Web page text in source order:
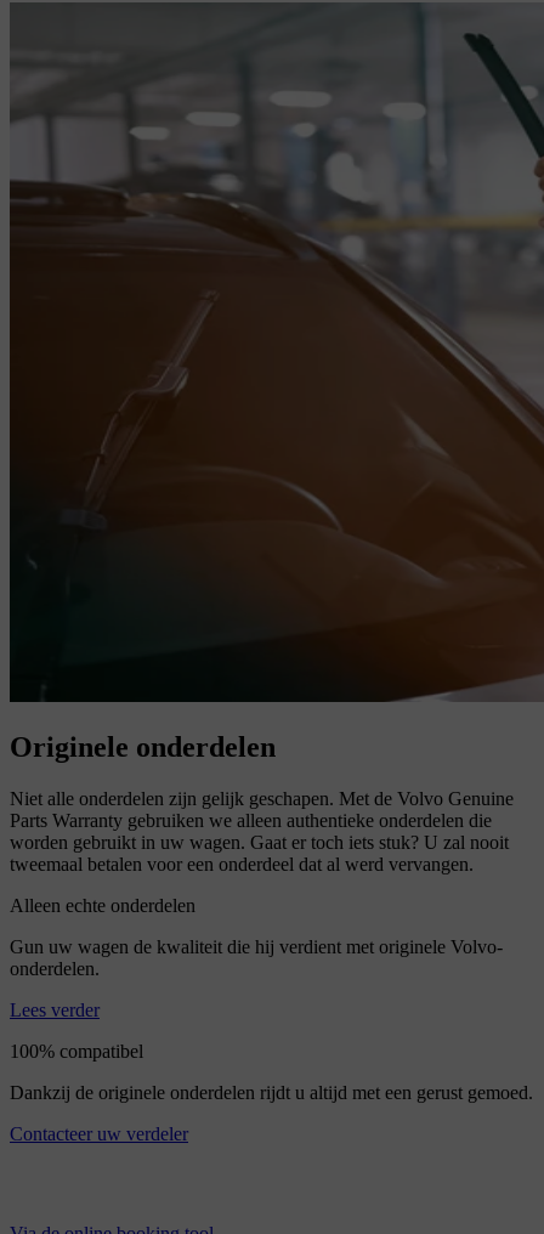
Originele onderdelen
Niet alle onderdelen zijn gelijk geschapen. Met de Volvo Genuine
Parts Warranty gebruiken we alleen authentieke onderdelen die
worden gebruikt in uw wagen. Gaat er toch iets stuk? U zal nooit
tweemaal betalen voor een onderdeel dat al werd vervangen.
Alleen echte onderdelen
Gun uw wagen de kwaliteit die hij verdient met originele Volvo-
onderdelen.
Lees verder
100% compatibel
Dankzij de originele onderdelen rijdt u altijd met een gerust gemoed.
Contacteer uw verdeler